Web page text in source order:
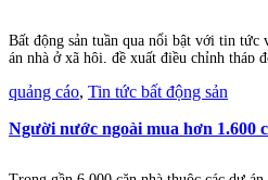
Bất động sản tuần qua nổi bật với tin
án nhà ở xã hội, đề xuất điều chỉnh tháp
Câu chuyện…
quảng cáo, Tin tức bất động sản
Người nước ngoài mua hơn 1.600